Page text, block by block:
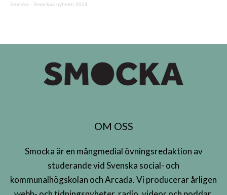
Smocka · Smockas nyheter 2024
OM OSS
Smocka är en mångmedial övningsredaktion av
studerande vid Svenska social- och
kommunalhögskolan och Arcada. Vi producerar årligen